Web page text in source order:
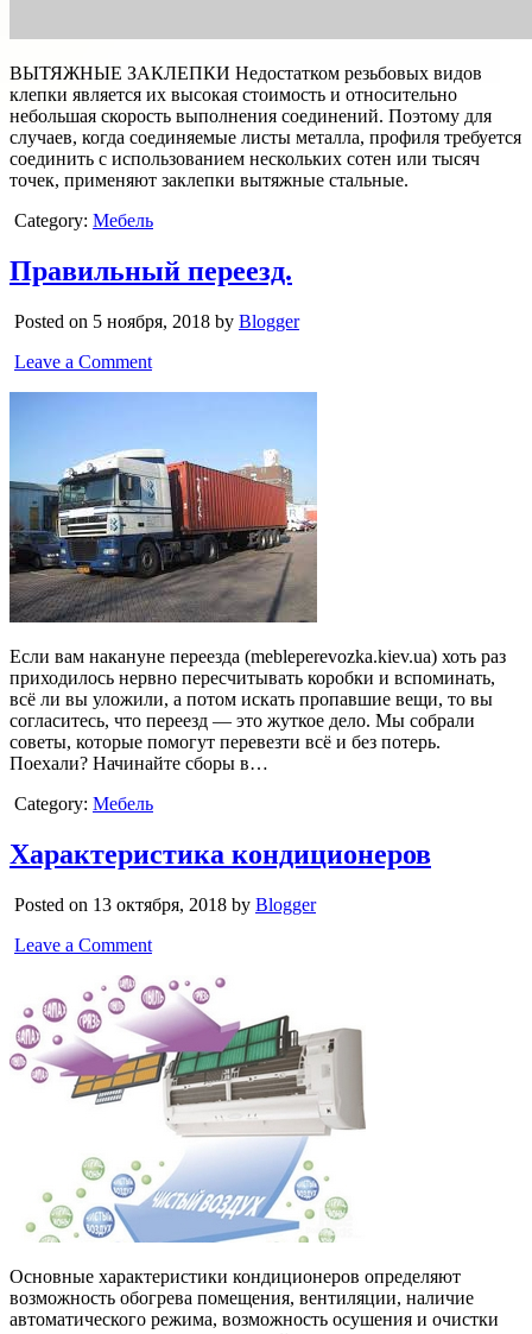
ВЫТЯЖНЫЕ ЗАКЛЕПКИ Недостатком резьбовых видов
клепки является их высокая стоимость и относительно
небольшая скорость выполнения соединений. Поэтому для
случаев, когда соединяемые листы металла, профиля требуется
соединить с использованием нескольких сотен или тысяч
точек, применяют заклепки вытяжные стальные.
Category: Мебель
Правильный переезд.
Posted on 5 ноября, 2018 by Blogger
Leave a Comment
Если вам накануне переезда (mebleperevozka.kiev.ua) хоть раз
приходилось нервно пересчитывать коробки и вспоминать,
всё ли вы уложили, а потом искать пропавшие вещи, то вы
согласитесь, что переезд — это жуткое дело. Мы собрали
советы, которые помогут перевезти всё и без потерь.
Поехали? Начинайте сборы в…
Category: Мебель
Характеристика кондиционеров
Posted on 13 октября, 2018 by Blogger
Leave a Comment
Основные характеристики кондиционеров определяют
возможность обогрева помещения, вентиляции, наличие
автоматического режима, возможность осушения и очистки